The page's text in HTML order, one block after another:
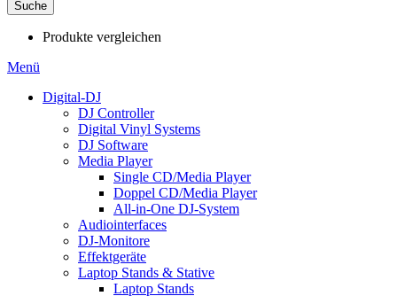
Suche
Produkte vergleichen
Menü
Digital-DJ
DJ Controller
Digital Vinyl Systems
DJ Software
Media Player
Single CD/Media Player
Doppel CD/Media Player
All-in-One DJ-System
Audiointerfaces
DJ-Monitore
Effektgeräte
Laptop Stands & Stative
Laptop Stands